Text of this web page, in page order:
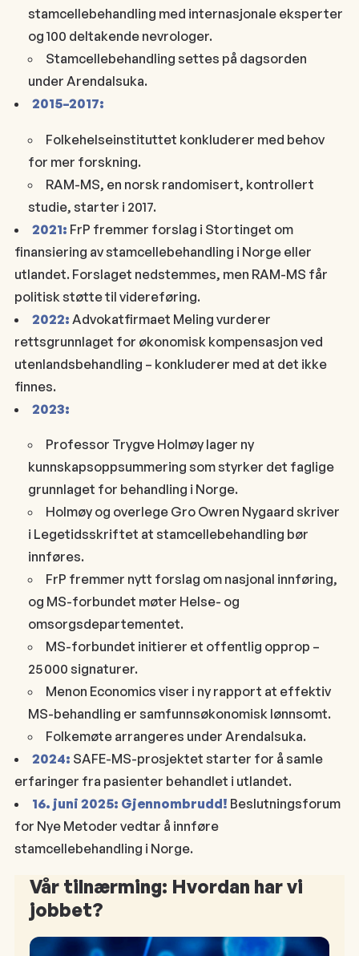
stamcellebehandling med internasjonale eksperter
og 100 deltakende nevrologer.
Stamcellebehandling settes på dagsorden
under Arendalsuka.
2015–2017:
Folkehelseinstituttet konkluderer med behov
for mer forskning.
RAM-MS, en norsk randomisert, kontrollert
studie, starter i 2017.
2021: FrP fremmer forslag i Stortinget om
finansiering av stamcellebehandling i Norge eller
utlandet. Forslaget nedstemmes, men RAM-MS får
politisk støtte til videreføring.
2022: Advokatfirmaet Meling vurderer
rettsgrunnlaget for økonomisk kompensasjon ved
utenlandsbehandling – konkluderer med at det ikke
finnes.
2023:
Professor Trygve Holmøy lager ny
kunnskapsoppsummering som styrker det faglige
grunnlaget for behandling i Norge.
Holmøy og overlege Gro Owren Nygaard skriver
i Legetidsskriftet at stamcellebehandling bør
innføres.
FrP fremmer nytt forslag om nasjonal innføring,
og MS-forbundet møter Helse- og
omsorgsdepartementet.
MS-forbundet initierer et offentlig opprop –
25 000 signaturer.
Menon Economics viser i ny rapport at effektiv
MS-behandling er samfunnsøkonomisk lønnsomt.
Folkemøte arrangeres under Arendalsuka.
2024: SAFE-MS-prosjektet starter for å samle
erfaringer fra pasienter behandlet i utlandet.
16. juni 2025: Gjennombrudd! Beslutningsforum
for Nye Metoder vedtar å innføre
stamcellebehandling i Norge.
Vår tilnærming: Hvordan har vi
jobbet?